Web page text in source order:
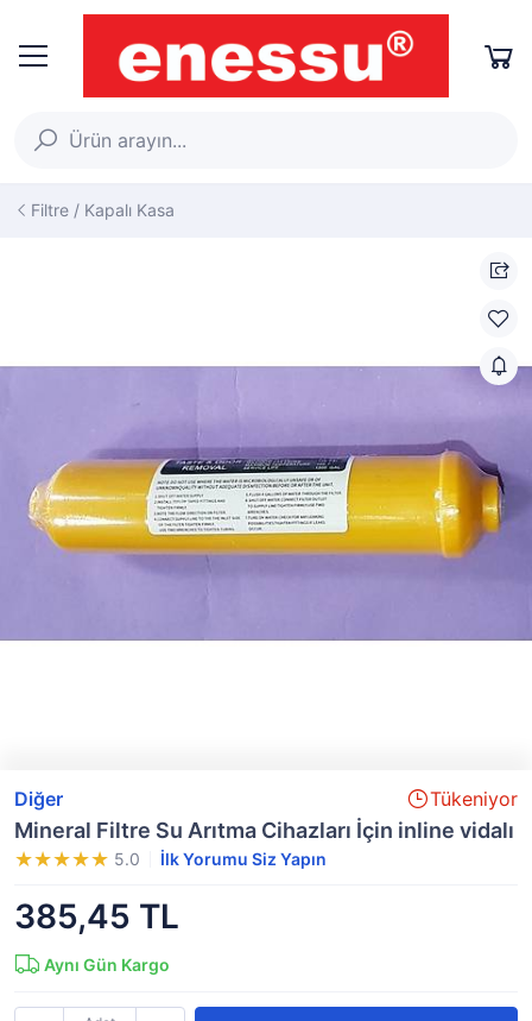
Filtre / Kapalı Kasa
Diğer Tükeniyor
Mineral Filtre Su Arıtma Cihazları İçin inline vidalı
5.0 İlk Yorumu Siz Yapın
385,45 TL
Aynı Gün Kargo